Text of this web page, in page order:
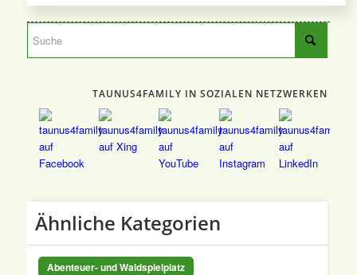
TAUNUS4FAMILY IN SOZIALEN NETZWERKEN
Ähnliche Kategorien
Abenteuer- und Waldspielplatz